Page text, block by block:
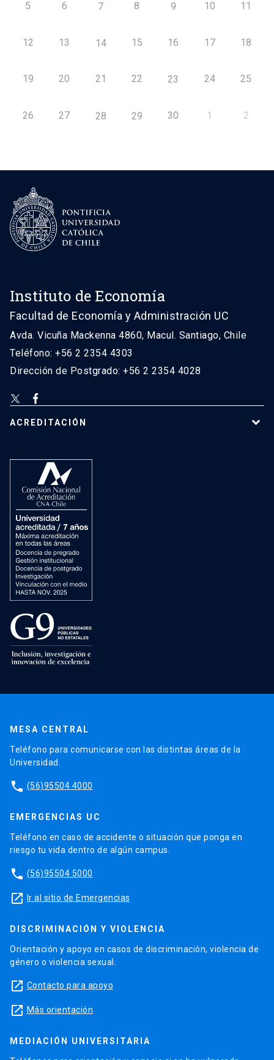
5 6 7 8 9 10 11
12 13 14 15 16 17 18
19 20 21 22 23 24 25
26 27 28 29 30 1 2
Instituto de Economía
Facultad de Economía y Administración UC
Avda. Vicuña Mackenna 4860, Macul. Santiago, Chile
Teléfono: +56 2 2354 4303
Dirección de Postgrado: +56 2 2354 4028
ACREDITACIÓN
MESA CENTRAL
Teléfono para comunicarse con las distintas áreas de la
Universidad.
phone (56)95504 4000
EMERGENCIAS UC
Teléfono en caso de accidente o situación que ponga en
riesgo tu vida dentro de algún campus.
phone (56)95504 5000
launch Ir al sitio de Emergencias
DISCRIMINACIÓN Y VIOLENCIA
Orientación y apoyo en casos de discriminación, violencia de
género o violencia sexual.
launch Contacto para apoyo
launch Más orientación
MEDIACIÓN UNIVERSITARIA